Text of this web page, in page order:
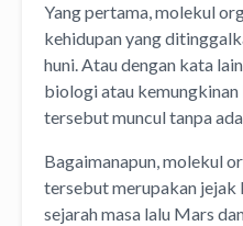
Yang pertama, molekul
kehidupan yang
huni. Atau dengan kata
biologi atau
tersebut muncul tanpa
Bagaimanapun, molekul
tersebut merupakan jejak
sejarah masa lalu Mars